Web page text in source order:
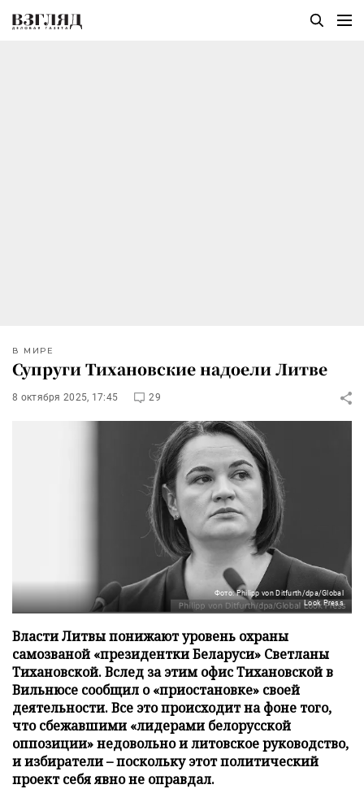
В МИРЕ
Супруги Тихановские надоели Литве
8 октября 2025, 17:45 29
Фото: Philipp von Ditfurth/dpa/Global
Look Press
Власти Литвы понижают уровень охраны
самозваной «президентки Беларуси» Светланы
Тихановской. Вслед за этим офис Тихановской в
Вильнюсе сообщил о «приостановке» своей
деятельности. Все это происходит на фоне того,
что сбежавшими «лидерами белорусской
оппозиции» недовольно и литовское руководство,
и избиратели – поскольку этот политический
проект себя явно не оправдал.